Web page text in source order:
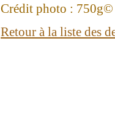
Crédit photo : 750g©
Retour à la liste des